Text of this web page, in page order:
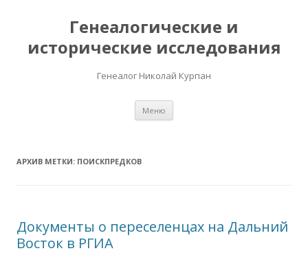
Генеалогические и
исторические исследования
Генеалог Николай Курпан
Меню
АРХИВ МЕТКИ: ПОИСКПРЕДКОВ
Документы о переселенцах на Дальний
Восток в РГИА